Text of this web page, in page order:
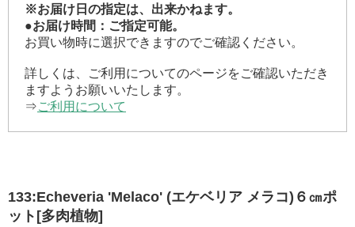
※お届け日の指定は、出来かねます。
●お届け時間：ご指定可能。
お買い物時に選択できますのでご確認ください。
詳しくは、ご利用についてのページをご確認いただき
ますようお願いいたします。
⇒ご利用について
133:Echeveria 'Melaco' (エケベリア メラコ)６㎝ポ
ット[多肉植物]